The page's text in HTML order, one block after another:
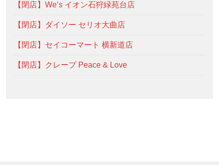
【閉店】We’s イオン石狩緑苑台店
【閉店】ダイソー セリオ大曲店
【閉店】セイコーマート 横新道店
【閉店】クレープ Peace & Love